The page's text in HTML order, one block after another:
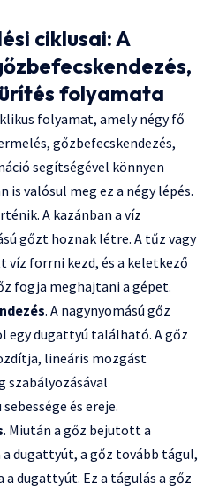
ciklusai: A
folyamata
folyamat, amely négy fő
gőzbefecskendezés,
segítségével könnyen
valósul meg ez a négy lépés.
A kazánban a víz
gőzt hoznak létre. A tűz vagy
forrni kezd, és a keletkező
fogja meghajtani a gépet.
. A nagynyomású gőz
egy dugattyú található. A gőz
lineáris mozgást
szabályozásával
és ereje.
. Miután a gőz bejutott a
dugattyút, a gőz tovább tágul,
dugattyút. Ez a tágulás a gőz